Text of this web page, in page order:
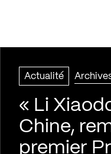
Actualité
« Li
Chine,
premier